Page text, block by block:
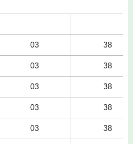
03 38
03 38
03 38
03 38
03 38